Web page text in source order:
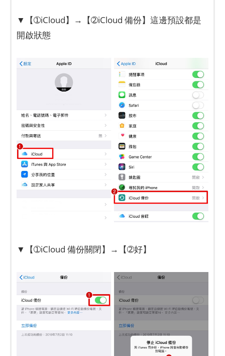
▼【➀iCloud】→【➁iCloud 備份】這邊預設都是
開啟狀態
▼【➀iCloud 備份關閉】→【➁好】